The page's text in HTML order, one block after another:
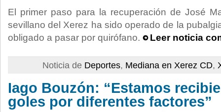
El primer paso para la recuperación de José
sevillano del Xerez ha sido operado de la
obligado a pasar por quirófano.
Leer noticia
Noticia de Deportes, Mediana en Xerez CD,
Iago Bouzón: “Estamos
goles por diferentes factores”